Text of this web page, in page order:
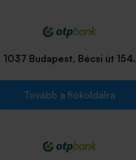
1037 Budapest, Bécsi út 154.
Tovább a fiókoldalra